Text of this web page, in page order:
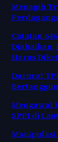
Menagih
Catatan
Diabaikan,
Harus
Darurat
Mengawal
SPPI di
Manipulasi